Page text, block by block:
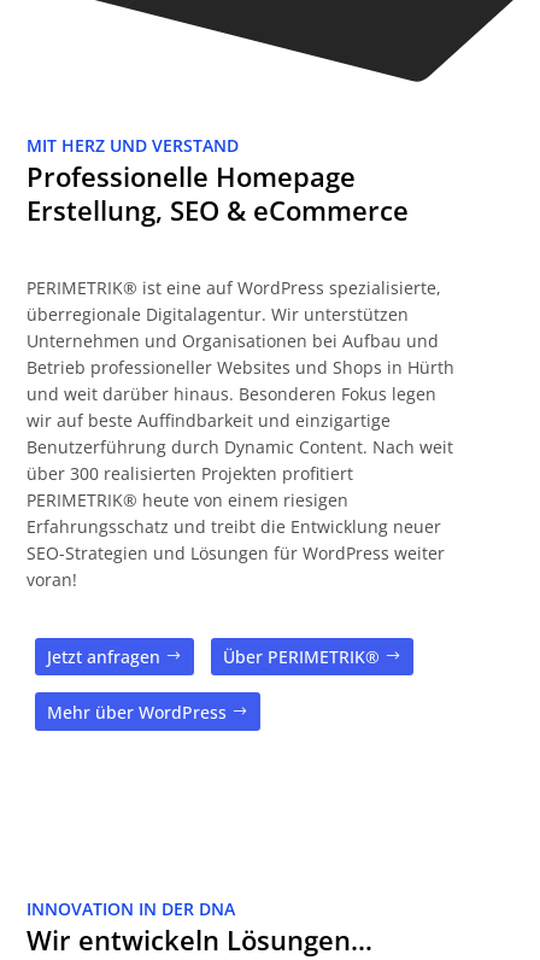
MIT HERZ UND VERSTAND
Professionelle Homepage
Erstellung, SEO & eCommerce
PERIMETRIK® ist eine auf WordPress spezialisierte,
überregionale Digitalagentur. Wir unterstützen
Unternehmen und Organisationen bei Aufbau und
Betrieb professioneller Websites und Shops in Hürth
und weit darüber hinaus. Besonderen Fokus legen
wir auf beste Auffindbarkeit und einzigartige
Benutzerführung durch Dynamic Content. Nach weit
über 300 realisierten Projekten profitiert
PERIMETRIK® heute von einem riesigen
Erfahrungsschatz und treibt die Entwicklung neuer
SEO-Strategien und Lösungen für WordPress weiter
voran!
Jetzt anfragen Über PERIMETRIK®
Mehr über WordPress
INNOVATION IN DER DNA
Wir entwickeln Lösungen…